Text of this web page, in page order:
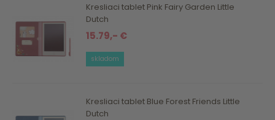
Kresliaci tablet Pink Fairy Garden Little
Dutch
15.79,- €
skladom
Kresliaci tablet Blue Forest Friends Little
Dutch